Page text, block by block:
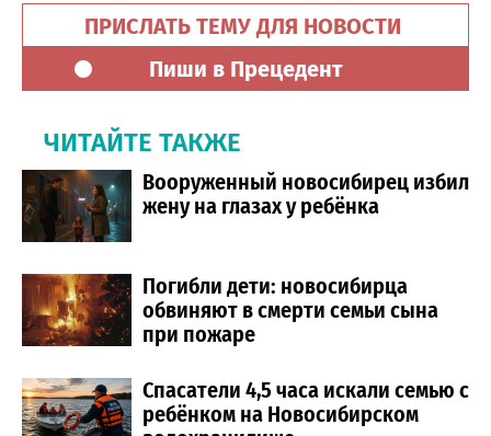
ПРИСЛАТЬ ТЕМУ ДЛЯ НОВОСТИ
Пиши в Прецедент
ЧИТАЙТЕ ТАКЖЕ
Вооруженный новосибирец избил
жену на глазах у ребёнка
Погибли дети: новосибирца
обвиняют в смерти семьи сына
при пожаре
Спасатели 4,5 часа искали семью с
ребёнком на Новосибирском